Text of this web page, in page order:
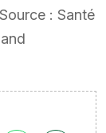
: Santé